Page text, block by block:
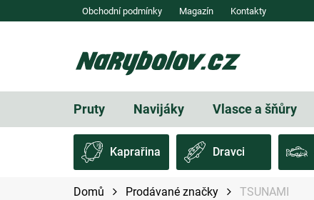
na
Obchodní podmínky Magazín Kontakty
Pruty Navijáky Vlasce a šňůry
Kaprařina Dravci
Domů Prodávané značky TSUNAMI